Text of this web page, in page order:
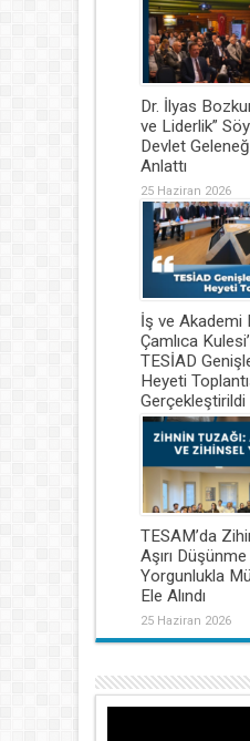
Dr. İlyas
ve Liderlik”
Devlet
Anlattı
25 Haziran 2026
İş ve Akademi
Çamlıca
TESİAD
Heyeti
Gerçekleştirildi
25 Haziran 2026
TESAM’da
Aşırı
Yorgunlukla
Ele Alındı
25 Haziran 2026